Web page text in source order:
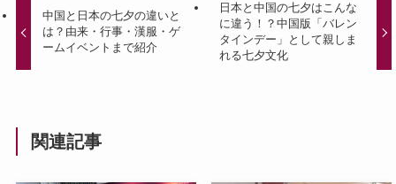
中国と日本の七夕の違いと
は？由来・行事・漢服・ゲ
ームイベントまで紹介
日本と中国の七夕はこんな
に違う！？中国版「バレン
タインデー」として親しま
れる七夕文化
関連記事